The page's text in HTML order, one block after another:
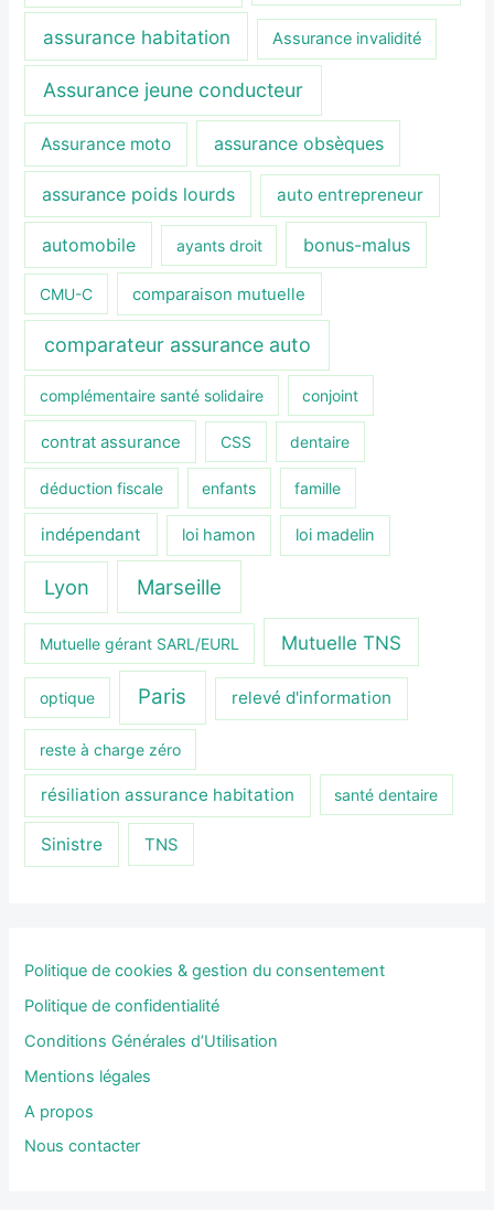
assurance habitation Assurance invalidité
Assurance jeune conducteur
Assurance moto assurance obsèques
assurance poids lourds auto entrepreneur
automobile ayants droit bonus-malus
CMU-C comparaison mutuelle
comparateur assurance auto
complémentaire santé solidaire conjoint
contrat assurance CSS dentaire
déduction fiscale enfants famille
indépendant loi hamon loi madelin
Lyon Marseille
Mutuelle gérant SARL/EURL Mutuelle TNS
optique Paris relevé d'information
reste à charge zéro
résiliation assurance habitation santé dentaire
Sinistre TNS
Politique de cookies & gestion du consentement
Politique de confidentialité
Conditions Générales d’Utilisation
Mentions légales
A propos
Nous contacter